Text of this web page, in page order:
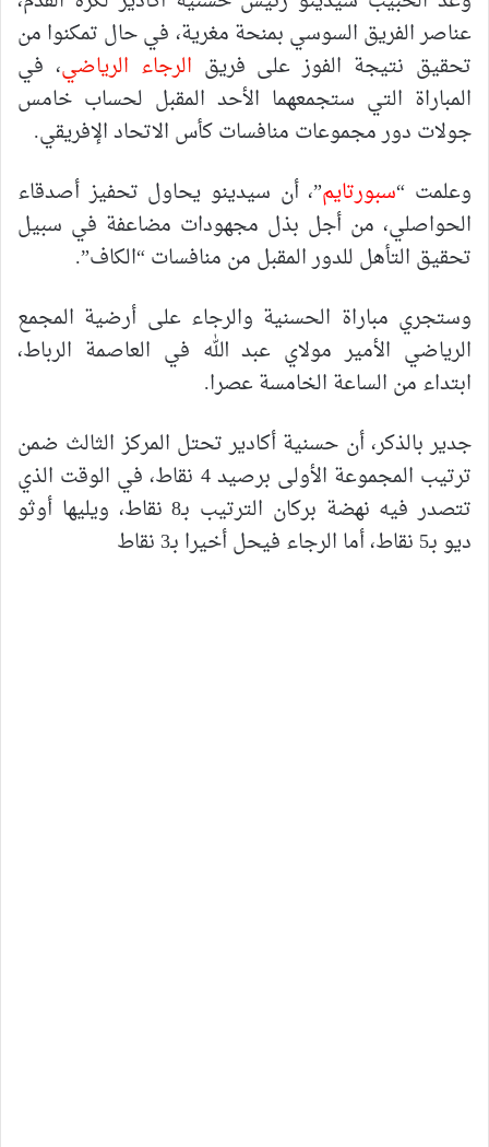
عناصر الفريق السوسي بمنحة مغرية، في حال تمكنوا من
تحقيق نتيجة الفوز على فريق الرجاء الرياضي، في
المباراة التي ستجمعهما الأحد المقبل لحساب خامس
جولات دور مجموعات منافسات كأس الاتحاد الإفريقي.
وعلمت “سبورتايم”، أن سيدينو يحاول تحفيز أصدقاء
الحواصلي، من أجل بذل مجهودات مضاعفة في سبيل
تحقيق التأهل للدور المقبل من منافسات “الكاف”.
وستجري مباراة الحسنية والرجاء على أرضية المجمع
الرياضي الأمير مولاي عبد الله في العاصمة الرباط،
ابتداء من الساعة الخامسة عصرا.
جدير بالذكر، أن حسنية أكادير تحتل المركز الثالث ضمن
ترتيب المجموعة الأولى برصيد 4 نقاط، في الوقت الذي
تتصدر فيه نهضة بركان الترتيب بـ8 نقاط، ويليها أوثو
ديو بـ5 نقاط، أما الرجاء فيحل أخيرا بـ3 نقاط